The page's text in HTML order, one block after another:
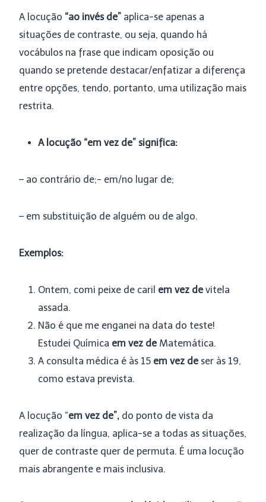
A locução “ao invés de” aplica-se apenas a
situações de contraste, ou seja, quando há
vocábulos na frase que indicam oposição ou
quando se pretende destacar/enfatizar a diferença
entre opções, tendo, portanto, uma utilização mais
restrita.
A locução “em vez de” significa:
– ao contrário de;- em/no lugar de;
– em substituição de alguém ou de algo.
Exemplos:
Ontem, comi peixe de caril em vez devitela
assada.
Não é que me enganei na data do teste!
Estudei Química em vez deMatemática.
A consulta médica é às 15 em vez deser às 19,
como estava prevista.
A locução “em vez de”, do ponto de vista da
realização da língua, aplica-se a todas as situações,
quer de contraste quer de permuta. É uma locução
mais abrangente e mais inclusiva.